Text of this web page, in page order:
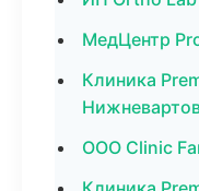
МедЦентр
Клиника
ООО Clinic